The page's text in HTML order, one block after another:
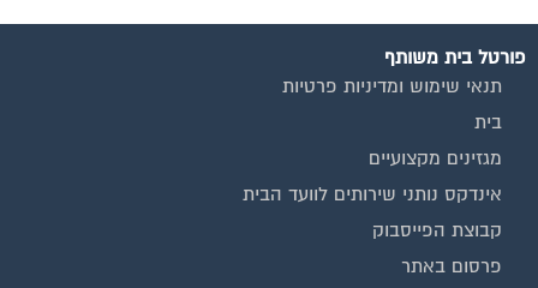
פורטל בית משותף
תנאי שימוש ומדיניות פרטיות
בית
מגזינים מקצועיים
אינדקס נותני שירותים לוועד הבית
קבוצת הפייסבוק
פרסום באתר